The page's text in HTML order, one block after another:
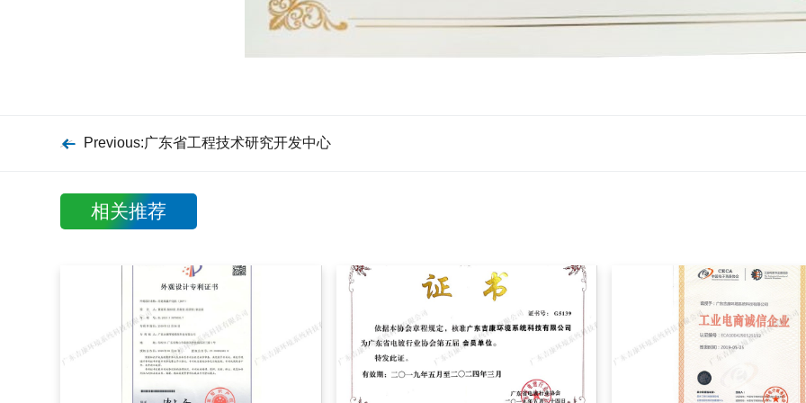
Previous:广东省工程技术研究开发中心
相关推荐